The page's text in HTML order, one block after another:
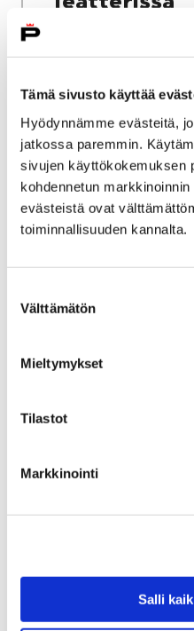
Tämä sivusto käyttää
Hyödynnämme evästeitä,
jatkossa paremmin.
sivujen käyttökokemuksen
kohdennetun
evästeistä ovat
toiminnallisuuden kannalta.
valinta
Välttämätön
Mieltymykset
Tilastot
Markkinointi
Salli
Etusivu Asuminen
Tulvariskien hallinta
Kokemäenjoen
Porin jokiväylän
Porin
on mataloitunut
siihen liittyvistä
Puistot ja metsät